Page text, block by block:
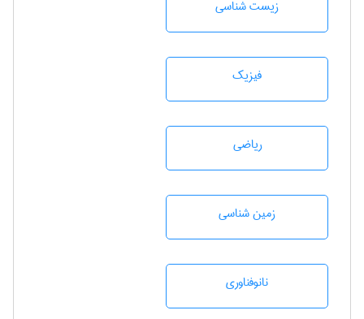
زيست شناسی
فیزیک
رياضی
زمين شناسی
نانوفناوری